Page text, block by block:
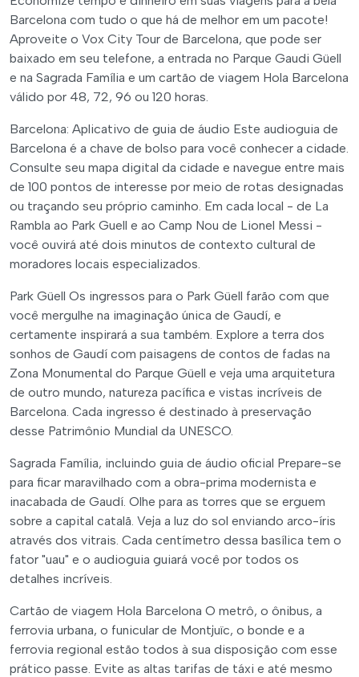
Barcelona com tudo o que há de melhor em um pacote!
Aproveite o Vox City Tour de Barcelona, que pode ser
baixado em seu telefone, a entrada no Parque Gaudi Güell
e na Sagrada Família e um cartão de viagem Hola Barcelona
válido por 48, 72, 96 ou 120 horas.
Barcelona: Aplicativo de guia de áudio Este audioguia de
Barcelona é a chave de bolso para você conhecer a cidade.
Consulte seu mapa digital da cidade e navegue entre mais
de 100 pontos de interesse por meio de rotas designadas
ou traçando seu próprio caminho. Em cada local - de La
Rambla ao Park Guell e ao Camp Nou de Lionel Messi -
você ouvirá até dois minutos de contexto cultural de
moradores locais especializados.
Park Güell Os ingressos para o Park Güell farão com que
você mergulhe na imaginação única de Gaudí, e
certamente inspirará a sua também. Explore a terra dos
sonhos de Gaudí com paisagens de contos de fadas na
Zona Monumental do Parque Güell e veja uma arquitetura
de outro mundo, natureza pacífica e vistas incríveis de
Barcelona. Cada ingresso é destinado à preservação
desse Patrimônio Mundial da UNESCO.
Sagrada Família, incluindo guia de áudio oficial Prepare-se
para ficar maravilhado com a obra-prima modernista e
inacabada de Gaudí. Olhe para as torres que se erguem
sobre a capital catalã. Veja a luz do sol enviando arco-íris
através dos vitrais. Cada centímetro dessa basílica tem o
fator "uau" e o audioguia guiará você por todos os
detalhes incríveis.
Cartão de viagem Hola Barcelona O metrô, o ônibus, a
ferrovia urbana, o funicular de Montjuïc, o bonde e a
ferrovia regional estão todos à sua disposição com esse
prático passe. Evite as altas tarifas de táxi e até mesmo